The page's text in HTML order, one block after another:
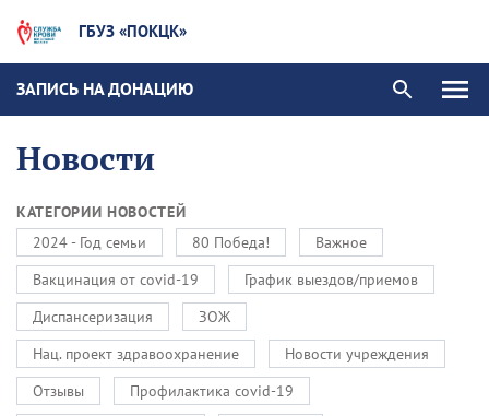
ГБУЗ «ПОКЦК»
ЗАПИСЬ НА ДОНАЦИЮ
Новости
КАТЕГОРИИ НОВОСТЕЙ
2024 - Год семьи
80 Победа!
Важное
Вакцинация от covid-19
График выездов/приемов
Диспансеризация
ЗОЖ
Нац. проект здравоохранение
Новости учреждения
Отзывы
Профилактика covid-19